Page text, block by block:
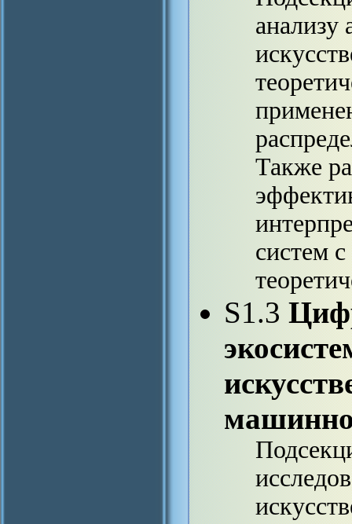
анализу
Также
систем
S1.3